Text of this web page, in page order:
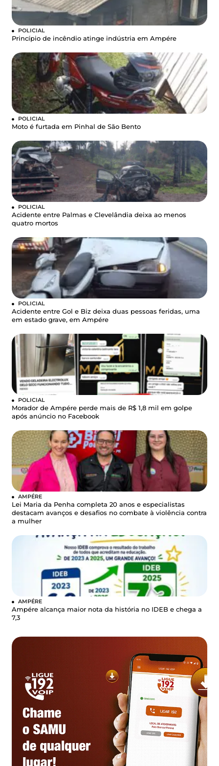
POLICIAL
Princípio de incêndio atinge indústria em Ampére
POLICIAL
Moto é furtada em Pinhal de São Bento
POLICIAL
Acidente entre Palmas e Clevelândia deixa ao menos
quatro mortos
POLICIAL
Acidente entre Gol e Biz deixa duas pessoas feridas, uma
em estado grave, em Ampére
POLICIAL
Morador de Ampére perde mais de R$ 1,8 mil em golpe
após anúncio no Facebook
AMPÉRE
Lei Maria da Penha completa 20 anos e especialistas
destacam avanços e desafios no combate à violência contra
a mulher
AMPÉRE
Ampére alcança maior nota da história no IDEB e chega a
7,3